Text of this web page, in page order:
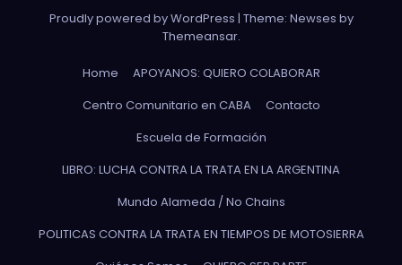
Proudly powered by WordPress | Theme: Newses by
Themeansar.
Home
APOYANOS: QUIERO COLABORAR
Centro Comunitario en CABA
Contacto
Escuela de Formación
LIBRO: LUCHA CONTRA LA TRATA EN LA ARGENTINA
Mundo Alameda / No Chains
POLITICAS CONTRA LA TRATA EN TIEMPOS DE MOTOSIERRA